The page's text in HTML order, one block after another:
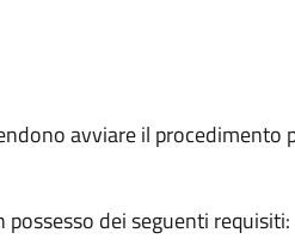
avviare il procedimento
possesso dei seguenti requisiti: